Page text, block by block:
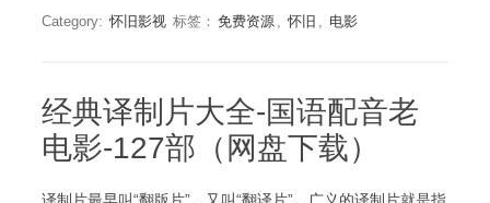
Category: 怀旧影视 标签： 免费资源 , 怀旧 , 电影
经典译制片大全-国语配音老
电影-127部（网盘下载）